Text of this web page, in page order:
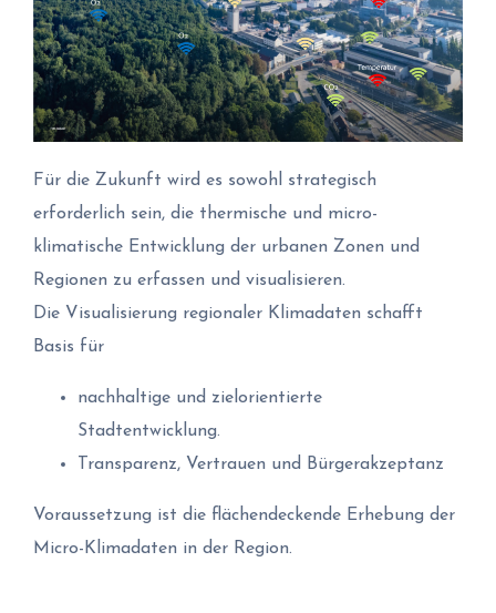
Für die Zukunft wird es sowohl strategisch
erforderlich sein, die thermische und micro-
klimatische Entwicklung der urbanen Zonen und
Regionen zu erfassen und visualisieren.
Die Visualisierung regionaler Klimadaten schafft
Basis für
nachhaltige und zielorientierte
Stadtentwicklung.
Transparenz, Vertrauen und Bürgerakzeptanz
Voraussetzung ist die flächendeckende Erhebung der
Micro-Klimadaten in der Region.